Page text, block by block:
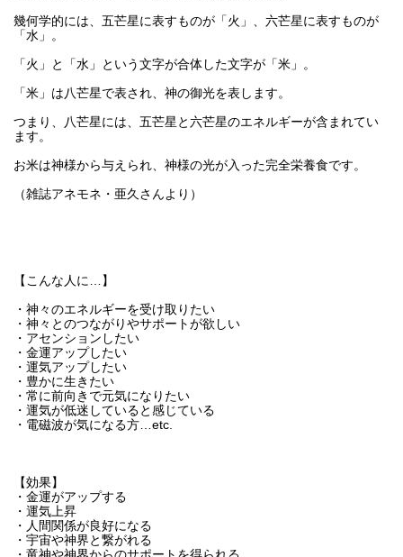
幾何学的には、五芒星に表すものが「火」、六芒星に表すものが
「水」。
「火」と「水」という文字が合体した文字が「米」。
「米」は八芒星で表され、神の御光を表します。
つまり、八芒星には、五芒星と六芒星のエネルギーが含まれてい
ます。
お米は神様から与えられ、神様の光が入った完全栄養食です。
（雑誌アネモネ・亜久さんより）
【こんな人に…】
・神々のエネルギーを受け取りたい
・神々とのつながりやサポートが欲しい
・アセンションしたい
・金運アップしたい
・運気アップしたい
・豊かに生きたい
・常に前向きで元気になりたい
・運気が低迷していると感じている
・電磁波が気になる方…etc.
【効果】
・金運がアップする
・運気上昇
・人間関係が良好になる
・宇宙や神界と繋がれる